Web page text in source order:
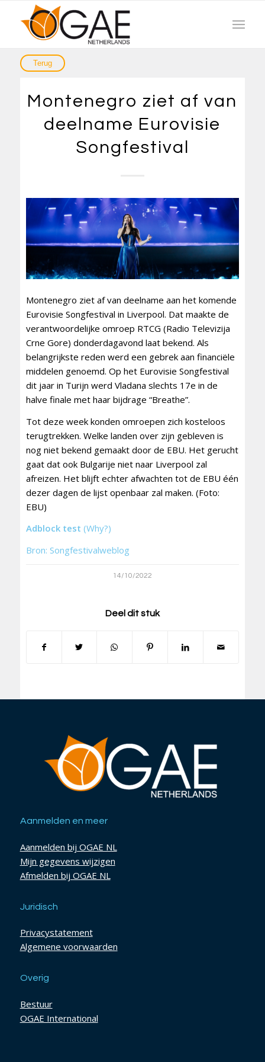
Montenegro ziet af van
deelname Eurovisie
Songfestival
Montenegro ziet af van deelname aan het komende
Eurovisie Songfestival in Liverpool. Dat maakte de
verantwoordelijke omroep RTCG (Radio Televizija
Crne Gore) donderdagavond laat bekend. Als
belangrijkste reden werd een gebrek aan financiële
middelen genoemd. Op het Eurovisie Songfestival
dit jaar in Turijn werd Vladana slechts 17e in de
halve finale met haar bijdrage “Breathe”.
Tot deze week konden omroepen zich kosteloos
terugtrekken. Welke landen over zijn gebleven is
nog niet bekend gemaakt door de EBU. Het gerucht
gaat dat ook Bulgarije niet naar Liverpool zal
afreizen. Het blijft echter afwachten tot de EBU één
dezer dagen de lijst openbaar zal maken. (Foto:
EBU)
Adblock test (Why?)
Bron: Songfestivalweblog
14/10/2022
Deel dit stuk
Aanmelden en meer
Aanmelden bij OGAE NL
Mijn gegevens wijzigen
Afmelden bij OGAE NL
Juridisch
Privacystatement
Algemene voorwaarden
Overig
Bestuur
OGAE International